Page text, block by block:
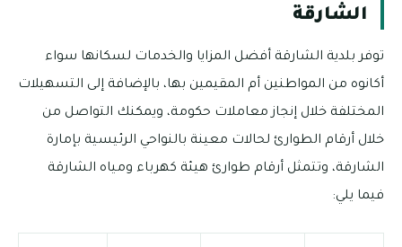
الشارقة
توفر بلدية الشارقة أفضل المزايا والخدمات لسكانها سواء
أكانوه من المواطنين أم المقيمين بها، بالإضافة إلى التسهيلات
المختلفة خلال إنجاز معاملات حكومة، ويمكنك التواصل من
خلال أرقام الطوارئ لحالات معينة بالنواحي الرئيسية بإمارة
الشارقة، وتتمثل أرقام طوارئ هيئة كهرباء ومياه الشارقة
فيما يلي: